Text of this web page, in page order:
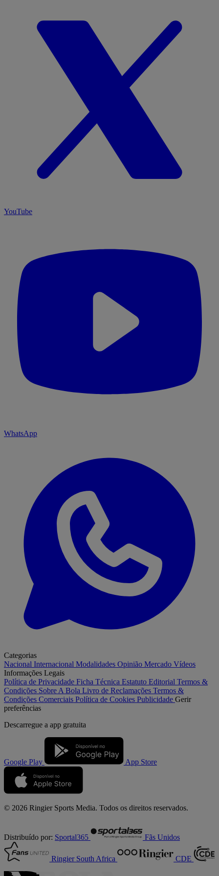
YouTube
WhatsApp
Categorias
Nacional Internacional Modalidades Opinião Mercado Vídeos
Informações Legais
Política de Privacidade Ficha Técnica Estatuto Editorial Termos &
Condições Sobre A Bola Livro de Reclamações Termos &
Condições Comerciais Política de Cookies Publicidade Gerir
preferências
Descarregue a app gratuita
Google Play App Store
© 2026 Ringier Sports Media. Todos os direitos reservados.
Distribuído por: Sportal365 Fãs Unidos
Ringier South Africa CDE